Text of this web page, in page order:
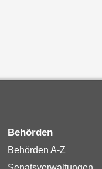
Behörden
Behörden A-Z